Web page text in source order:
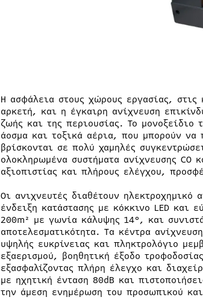
Η ασφάλεια στους χώρους εργασίας, στις
αρκετή, και η έγκαιρη ανίχνευση
ζωής και της περιουσίας. Το μονοξείδιο
άοσμα και τοξικά αέρια, που μπορούν να
βρίσκονται σε πολύ χαμηλές
ολοκληρωμένα συστήματα ανίχνευσης CO
αξιοπιστίας και πλήρους ελέγχου,
Οι ανιχνευτές διαθέτουν
ένδειξη κατάστασης με κόκκινο LED και
200m² με γωνία κάλυψης 14°, και
αποτελεσματικότητα. Τα κέντρα
υψηλής ευκρίνειας και πληκτρολόγιο
εξαερισμού, βοηθητική έξοδο
εξασφαλίζοντας πλήρη έλεγχο και
με ηχητική ένταση 80dB και
την άμεση ενημέρωση του προσωπικού